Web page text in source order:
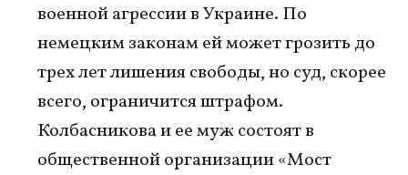
военной агрессии в Украине. По
немецким законам ей может грозить до
трех лет лишения свободы, но суд, скорее
всего, ограничится штрафом.
Колбасникова и ее муж состоят в
общественной организации «Мост